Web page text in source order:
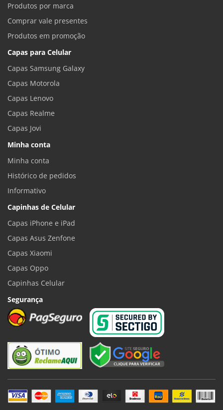
Produtos por marca
Comprar vale presentes
Produtos em promoção
Capas para Celular
Capas Samsung Galaxy
Capas Motorola
Capas Lenovo
Capas Realme
Capas Jovi
Minha conta
Minha conta
Histórico de pedidos
Informativo
Capinhas de Celular
Capas iPhone e iPad
Capas Asus Zenfone
Capas Xiaomi
Capas Oppo
Capinhas Celular
Segurança